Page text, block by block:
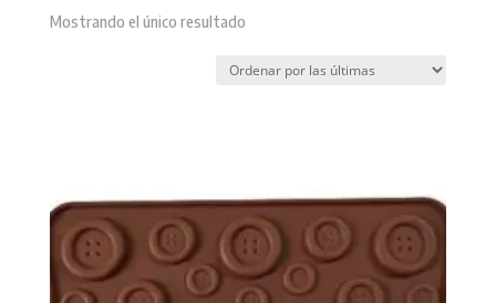
Mostrando el único resultado